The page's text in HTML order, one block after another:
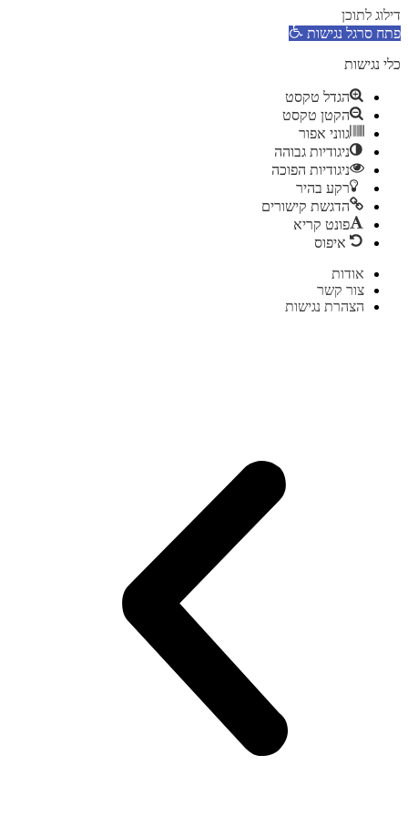
דילוג לתוכן
פתח סרגל נגישות
כלי נגישות
הגדל טקסט
הקטן טקסט
גווני אפור
ניגודיות גבוהה
ניגודיות הפוכה
רקע בהיר
הדגשת קישורים
פונט קריא
איפוס
לתוכן
אודות
צור קשר
הצהרת נגישות